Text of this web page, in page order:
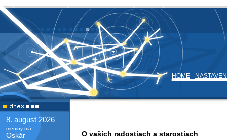
HOME
8. august 2026
meniny má
Oskár O vašich radostiach a starostiach